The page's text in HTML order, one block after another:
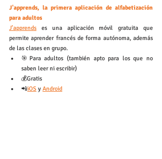
J'apprends, la primera aplicación de alfabetización
para adultos
J’apprends es una aplicación móvil gratuita que
permite aprender francés de forma autónoma, además
de las clases en grupo.
🎯Para adultos (también apto para los que no
saben leer ni escribir)
💰Gratis
📲iOS y Android